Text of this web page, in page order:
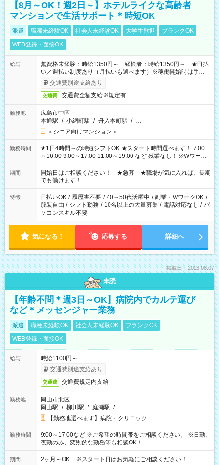
【8月～OK！週2日～】ホテルライクな高齢者
マンションで生活サポート＊時短OK
派遣 職種未経験OK 社会人未経験OK 大学生歓迎
ブランクOK
WEB登録・面接OK
給与
無資格未経験：時給1350円～ 経験者：時給1350円～ ★日払
い／週払い制度あり（月払いも選べます）※稼働開始時は手続き
完了次第のお支払いとなります。
交通費別途支給あり
交通費 交通費全額支給※規定有
勤務地
広島市中区
本通駅 / 小網町駅 / 舟入本町駅 / …
＜シニア向けマンション＞
勤務時間
★1日4時間～の時短シフトOK ★スタート時間選べます！ 7:00
～16:00 9:00～17:00 11:00～19:00 など 残業なし！ ※Wワーク
の場合、他のお仕事と合わせ週40時間超の就業はご案内できま
せん ※法令に基づき、週20時間以上勤務は社会保険への加入対
象となります ※労働者派遣法（日雇い派遣の原則禁止）によ
り、短時間・短期間の就業はご案内が難しい場合があります
期間
開始日はご相談ください！ ★急募 ★職場が気に入れば、長期
でも働けます！
特徴 日払いOK / 履歴書不要 / 40～50代活躍中 / 副業・WワークOK /
服装自由 / シフト勤務 / 10名以上の大量募集 / 電話対応なし / パ
ソコンスキル不要
気になる！ 応募する 詳細へ
掲載日：2026.08.07
未読
【年齢不問＊週3日～OK】病院内でカルテ運び
など＊メッセンジャー業務
派遣 職種未経験OK 社会人未経験OK
ブランクOK
WEB登録・面接OK
給与
時給1100円～
交通費別途支給あり
交通費 交通費規定内支給
勤務地
岡山市北区
岡山駅 / 柳川駅 / 庭瀬駅 / …
【勤務地選べます】病院・クリニック
勤務時間
9:00～17:00など ※ご希望の時間帯をご相談ください。 ※日勤、
夜勤のみ、変則的な勤務等も相談OK！
期間 2ヶ月～OK ※スタート日はお気軽にご相談ください！